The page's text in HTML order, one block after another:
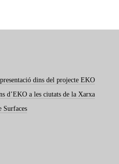
dins del projecte EKO
d’EKO a les ciutats de la Xarxa
Surfaces